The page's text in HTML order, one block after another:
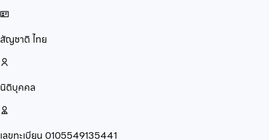
สัญชาติ ไทย
นิติบุคคล
เลขทะเบียน 0105549135441